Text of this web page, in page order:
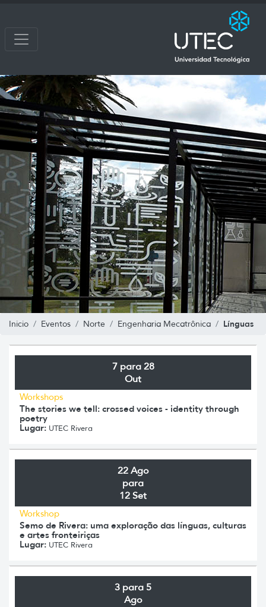
Inicio Eventos Norte Engenharia Mecatrônica Línguas
7 para 28
Out
Workshops
The stories we tell: crossed voices - identity through
poetry
Lugar: UTEC Rivera
22 Ago
para
12 Set
Workshop
Semo de Rivera: uma exploração das línguas, culturas
e artes fronteiriças
Lugar: UTEC Rivera
3 para 5
Ago